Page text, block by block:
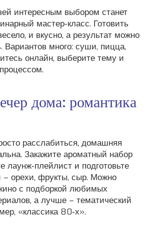
интересным выбором станет
мастер‑класс. Готовить
и вкусно, а результат можно
Вариантов много: суши, пицца,
онлайн, выберите тему и
дома: романтика
расслабиться, домашняя
Закажите ароматный набор
лаунж‑плейлист и подготовьте
– орехи, фрукты, сыр. Можно
с подборкой любимых
а лучше – тематический
«классика 80‑х».